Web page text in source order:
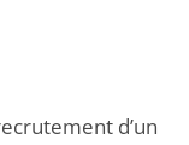
d’un